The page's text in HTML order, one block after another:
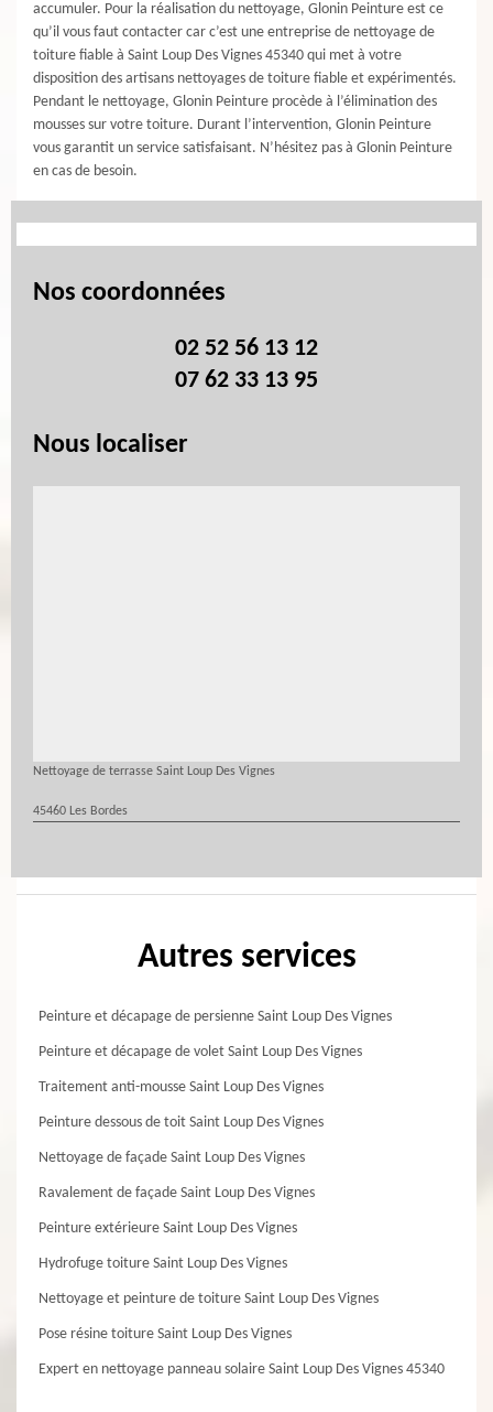
accumuler. Pour la réalisation du nettoyage, Glonin Peinture est ce
qu’il vous faut contacter car c’est une entreprise de nettoyage de
toiture fiable à Saint Loup Des Vignes 45340 qui met à votre
disposition des artisans nettoyages de toiture fiable et expérimentés.
Pendant le nettoyage, Glonin Peinture procède à l’élimination des
mousses sur votre toiture. Durant l’intervention, Glonin Peinture
vous garantit un service satisfaisant. N’hésitez pas à Glonin Peinture
en cas de besoin.
Nos coordonnées
02 52 56 13 12
07 62 33 13 95
Nous localiser
Nettoyage de terrasse Saint Loup Des Vignes
45460 Les Bordes
Autres services
Peinture et décapage de persienne Saint Loup Des Vignes
Peinture et décapage de volet Saint Loup Des Vignes
Traitement anti-mousse Saint Loup Des Vignes
Peinture dessous de toit Saint Loup Des Vignes
Nettoyage de façade Saint Loup Des Vignes
Ravalement de façade Saint Loup Des Vignes
Peinture extérieure Saint Loup Des Vignes
Hydrofuge toiture Saint Loup Des Vignes
Nettoyage et peinture de toiture Saint Loup Des Vignes
Pose résine toiture Saint Loup Des Vignes
Expert en nettoyage panneau solaire Saint Loup Des Vignes 45340